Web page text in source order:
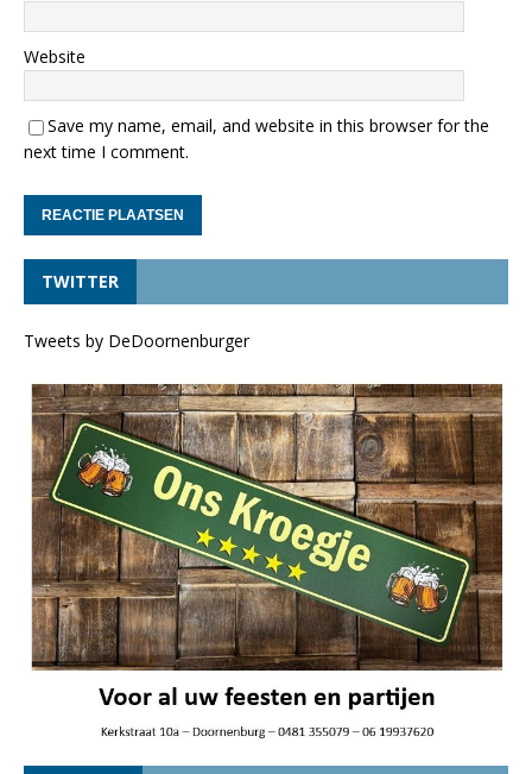
Website
Save my name, email, and website in this browser for the
next time I comment.
TWITTER
Tweets by DeDoornenburger